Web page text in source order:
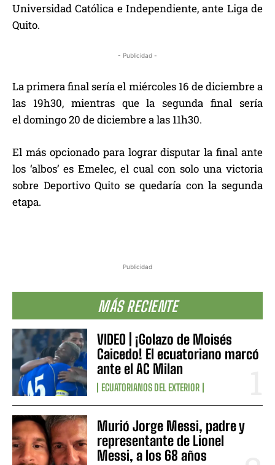
Publicidad
MÁS RECIENTE
VIDEO | ¡Golazo de Moisés
Caicedo! El ecuatoriano marcó
ante el AC Milan
ECUATORIANOS DEL EXTERIOR
Murió Jorge Messi, padre y
representante de Lionel
Messi, a los 68 años
Universidad Católica e Independiente, ante Liga de
Quito.
- Publicidad -
La primera final sería el miércoles 16 de diciembre a
las 19h30, mientras que la segunda final sería
el domingo 20 de diciembre a las 11h30.
El más opcionado para lograr disputar la final ante
los ‘albos’ es Emelec, el cual con solo una victoria
sobre Deportivo Quito se quedaría con la segunda
etapa.